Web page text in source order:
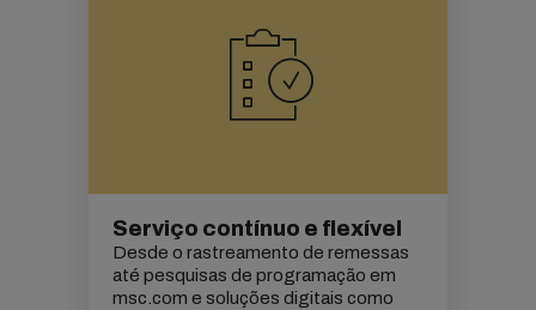
Serviço contínuo e flexível
Desde o rastreamento de remessas
até pesquisas de programação em
msc.com e soluções digitais como